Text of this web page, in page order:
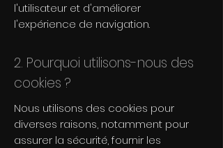
l'utilisateur et d'améliorer
l'expérience de navigation.
2. Pourquoi utilisons-nous des
cookies ?
Nous utilisons des cookies pour
diverses raisons, notamment pour
assurer la sécurité, fournir les